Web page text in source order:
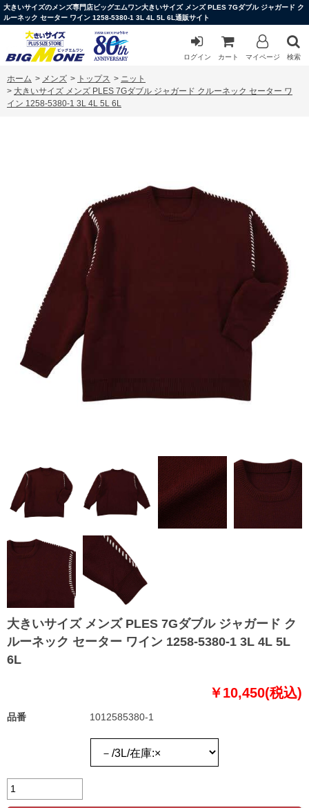
大きいサイズのメンズ専門店ビッグエムワン大きいサイズ メンズ PLES 7Gダブル ジャガード ク
ルーネック セーター ワイン 1258-5380-1 3L 4L 5L 6L通販サイト
ログイン カート マイページ 検索
ホーム > メンズ > トップス > ニット
> 大きいサイズ メンズ PLES 7Gダブル ジャガード クルーネック セーター ワ
イン 1258-5380-1 3L 4L 5L 6L
大きいサイズ メンズ PLES 7Gダブル ジャガード ク
ルーネック セーター ワイン 1258-5380-1 3L 4L 5L
6L
￥10,450(税込)
品番 1012585380-1